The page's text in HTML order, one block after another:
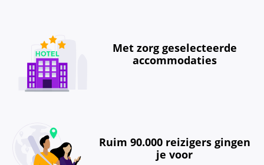
Met zorg geselecteerde
accommodaties
Ruim 90.000 reizigers gingen
je voor